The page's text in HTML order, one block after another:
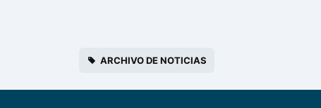
ARCHIVO DE NOTICIAS